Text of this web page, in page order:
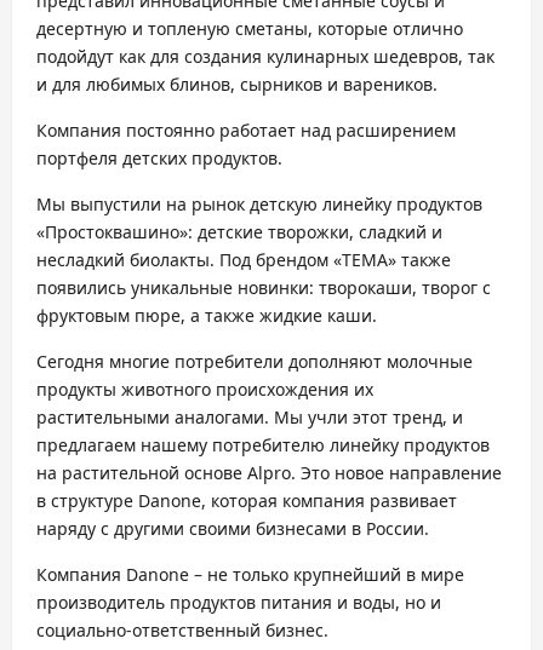
десертную и топленую сметаны, которые отлично
подойдут как для создания кулинарных шедевров, так
и для любимых блинов, сырников и вареников.
Компания постоянно работает над расширением
портфеля детских продуктов.
Мы выпустили на рынок детскую линейку продуктов
«Простоквашино»: детские творожки, сладкий и
несладкий биолакты. Под брендом «ТЕМА» также
появились уникальные новинки: творокаши, творог с
фруктовым пюре, а также жидкие каши.
Сегодня многие потребители дополняют молочные
продукты животного происхождения их
растительными аналогами. Мы учли этот тренд, и
предлагаем нашему потребителю линейку продуктов
на растительной основе Alpro. Это новое направление
в структуре Danone, которая компания развивает
наряду с другими своими бизнесами в России.
Компания Danone – не только крупнейший в мире
производитель продуктов питания и воды, но и
социально-ответственный бизнес.